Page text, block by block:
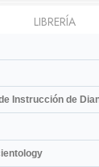
LIBRERÍA
Instrucción de